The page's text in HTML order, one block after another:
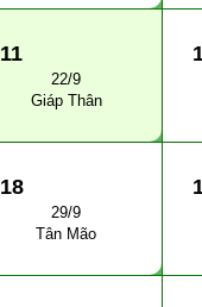
11
22/9
Giáp Thân
18
29/9
Tân Mão